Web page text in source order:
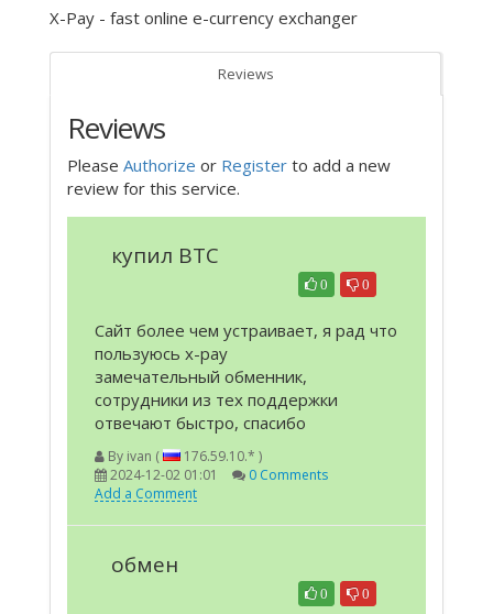
X-Pay - fast online e-currency exchanger
Reviews
Reviews
Please Authorize or Register to add a new
review for this service.
купил BTC
0
0
Сайт более чем устраивает, я рад что
пользуюсь x-pay
замечательный обменник,
сотрудники из тех поддержки
отвечают быстро, спасибо
By ivan (
176.59.10.* )
2024-12-02 01:01
0 Comments
Add a Comment
обмен
0
0